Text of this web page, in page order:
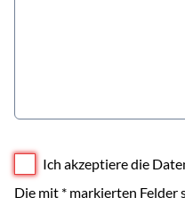
Ich akzeptiere die
Die mit * markierten Felder